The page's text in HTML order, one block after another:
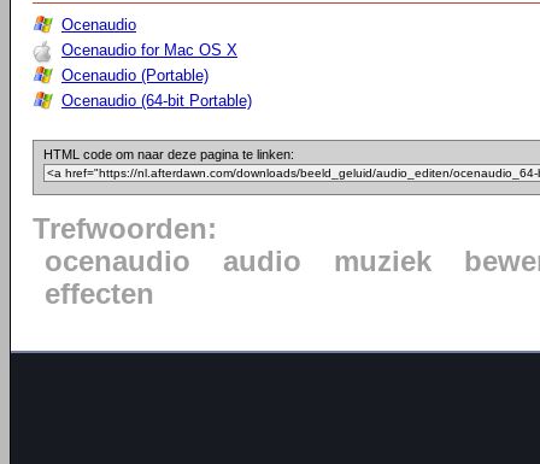
Ocenaudio
Ocenaudio for Mac OS X
Ocenaudio (Portable)
Ocenaudio (64-bit Portable)
HTML code om naar deze pagina te linken:
Trefwoorden:
ocenaudio
audio muziek
effecten